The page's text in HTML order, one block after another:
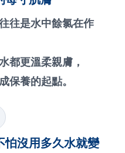
往是水中餘氯在作
都更溫柔親膚，
保養的起點。
怕沒用多久水就變